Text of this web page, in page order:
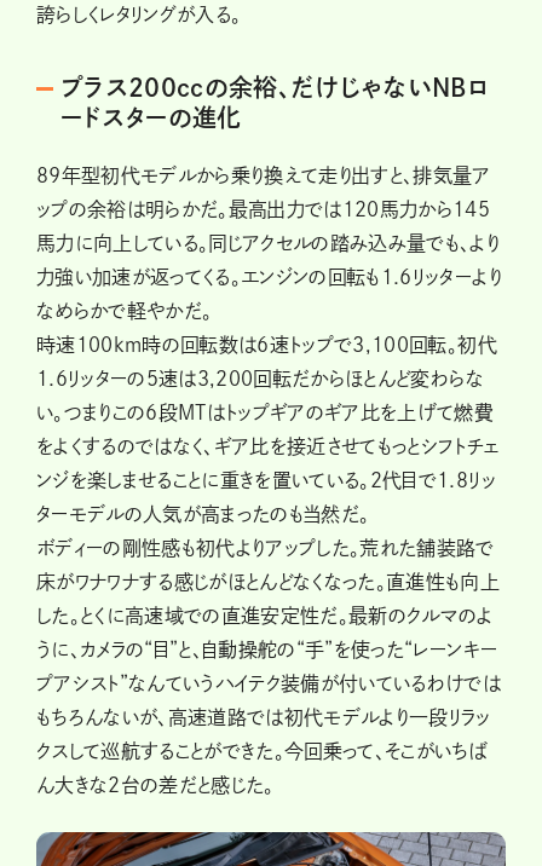
誇らしくレタリングが入る。
プラス200ccの余裕、だけじゃないNBロ
ードスターの進化
89年型初代モデルから乗り換えて走り出すと、排気量ア
ップの余裕は明らかだ。最高出力では120馬力から145
馬力に向上している。同じアクセルの踏み込み量でも、より
力強い加速が返ってくる。エンジンの回転も1.6リッターより
なめらかで軽やかだ。
時速100km時の回転数は6速トップで3,100回転。初代
1.6リッターの5速は3,200回転だからほとんど変わらな
い。つまりこの6段MTはトップギアのギア比を上げて燃費
をよくするのではなく、ギア比を接近させてもっとシフトチェ
ンジを楽しませることに重きを置いている。2代目で1.8リッ
ターモデルの人気が高まったのも当然だ。
ボディーの剛性感も初代よりアップした。荒れた舗装路で
床がワナワナする感じがほとんどなくなった。直進性も向上
した。とくに高速域での直進安定性だ。最新のクルマのよ
うに、カメラの“目”と、自動操舵の“手”を使った“レーンキー
プアシスト”なんていうハイテク装備が付いているわけでは
もちろんないが、高速道路では初代モデルより一段リラッ
クスして巡航することができた。今回乗って、そこがいちば
ん大きな2台の差だと感じた。